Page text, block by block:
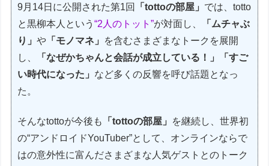
9月14日に公開された第1回 「tottoの部屋」 では、totto
と黒柳本人という“2人のトット”が対面し、
「ムチャぶ
り」や 「モノマネ」
を含むさまざまなトークを展開
し、
「なぜかちゃんと会話が成立している！」「すご
い時代になった」 など多くの反響を呼び話題となっ
た。
そんなtottoが今後も 「tottoの部屋」
を継続し、世界初
の“アンドロイドYouTuber”として、オンラインならで
はの意外性に富んださまざまな人気ゲストとのトーク